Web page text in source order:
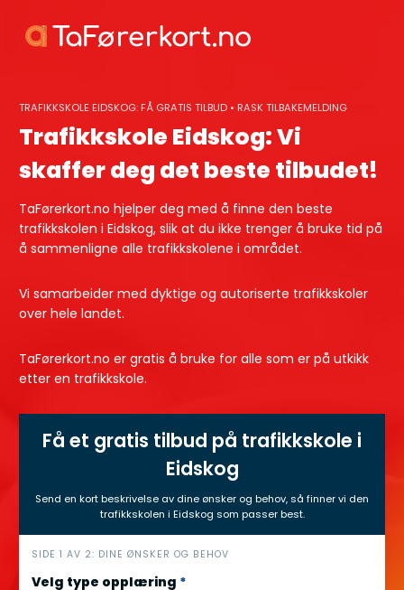
content
TRAFIKKSKOLE EIDSKOG: FÅ GRATIS TILBUD • RASK TILBAKEMELDING
Trafikkskole Eidskog: Vi
skaffer deg det beste tilbudet!
TaFørerkort.no hjelper deg med å finne den beste
trafikkskolen i Eidskog, slik at du ikke trenger å bruke tid på
å sammenligne alle trafikkskolene i området.
Vi samarbeider med dyktige og autoriserte trafikkskoler
over hele landet.
TaFørerkort.no er gratis å bruke for alle som er på utkikk
etter en trafikkskole.
Få et gratis tilbud på trafikkskole i
Eidskog
Send en kort beskrivelse av dine ønsker og behov, så finner vi den
trafikkskolen i Eidskog som passer best.
h
e
SIDE 1 AV 2: DINE ØNSKER OG BEHOV
Velg type opplæring *